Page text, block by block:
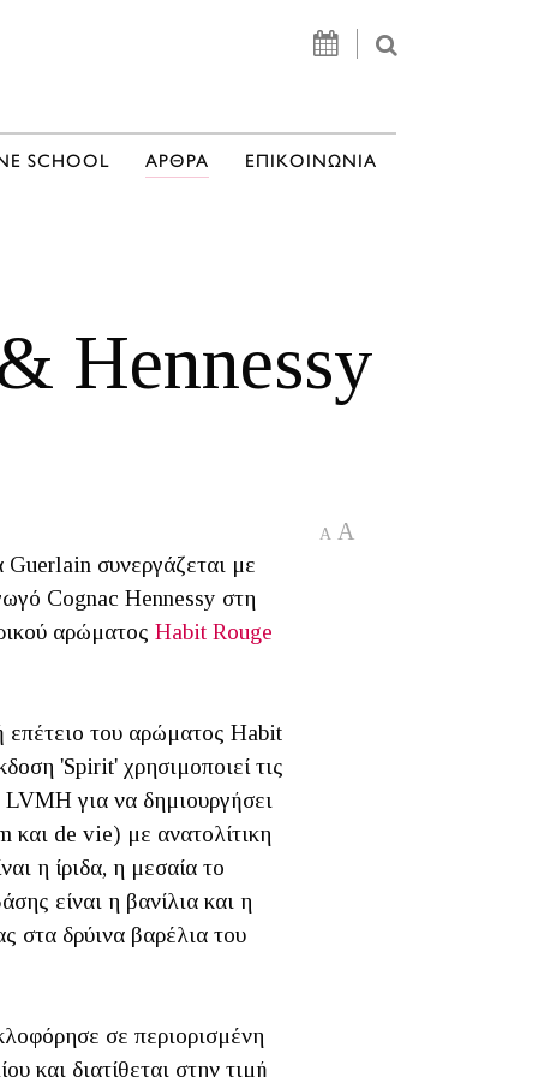
SCHOOL ΑΡΘΡΑ ΕΠΙΚΟΙΝΩΝΙΑ
Hennessy
συνεργάζεται με
Cognac Hennessy στη
αρώματος Habit Rouge
του αρώματος Habit
'Spirit' χρησιμοποιεί τις
LVMH για να δημιουργήσει
de vie) με ανατολίτικη
η ίριδα, η μεσαία το
είναι η βανίλια και η
στα δρύινα βαρέλια του
σε περιορισμένη
και διατίθεται στην τιμή
A A